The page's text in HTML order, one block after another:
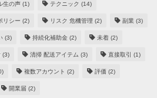
生の声 (1) テクニック (14)
リシー (2) リスク 危機管理 (2) 副業 (3)
(3) 持続化補助金 (2) 未着 (2)
(3) 清掃 配送アイテム (3) 直接取引 (1)
複数アカウント (2) 評価 (2)
開業届 (2)